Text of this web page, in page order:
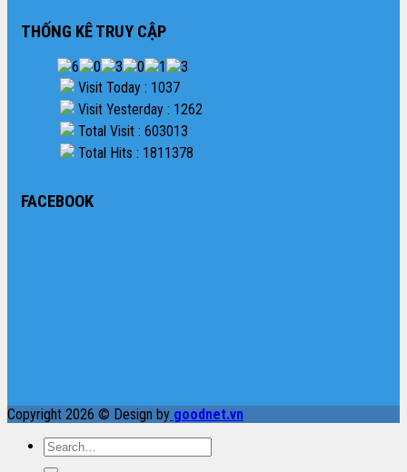
THỐNG KÊ TRUY CẬP
Visit Today : 1037
Visit Yesterday : 1262
Total Visit : 603013
Total Hits : 1811378
FACEBOOK
Copyright 2026 © Design by goodnet.vn
Search
for: